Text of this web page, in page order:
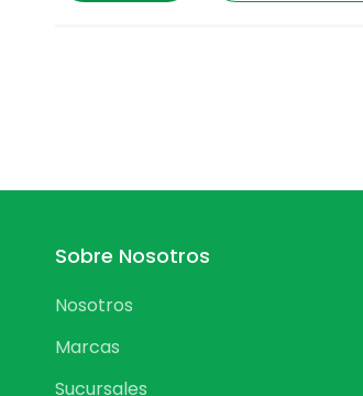
Sobre Nosotros
Nosotros
Marcas
Sucursales